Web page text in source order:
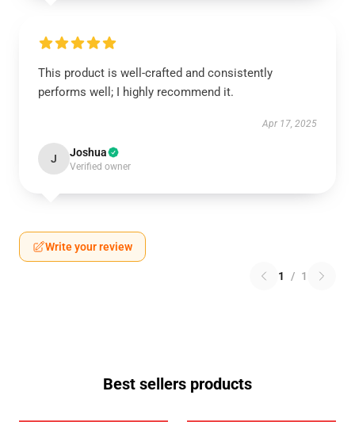
This product is well-crafted and consistently
performs well; I highly recommend it.
Apr 17, 2025
J Joshua
Verified owner
Write your review
1 / 1
Best sellers products